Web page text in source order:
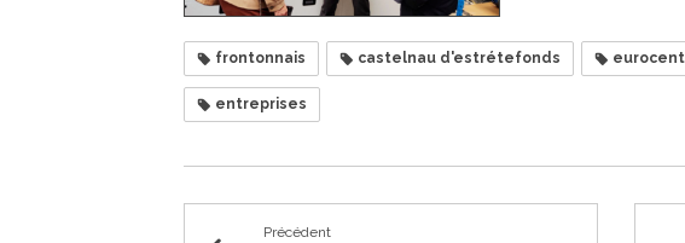
frontonnais castelnau d'estrétefonds
entreprises
Précédent